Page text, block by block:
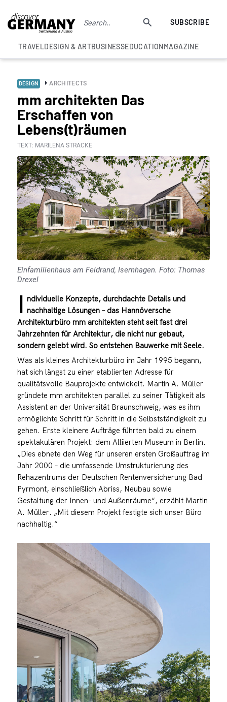
SUBSCRIBE
TRAVELDESIGN & ARTBUSINESSEDUCATIONMAGAZINE
DESIGN ARCHITECTS
mm architekten Das
Erschaffen von
Lebens(t)räumen
TEXT: MARILENA STRACKE
Einfamilienhaus am Feldrand, Isernhagen. Foto: Thomas
Drexel
I ndividuelle Konzepte, durchdachte Details und
nachhaltige Lösungen – das Hannöversche
Architekturbüro mm architekten steht seit fast drei
Jahrzehnten für Architektur, die nicht nur gebaut,
sondern gelebt wird. So entstehen Bauwerke mit Seele.
Was als kleines Architekturbüro im Jahr 1995 begann,
hat sich längst zu einer etablierten Adresse für
qualitätsvolle Bauprojekte entwickelt. Martin A. Müller
gründete mm architekten parallel zu seiner Tätigkeit als
Assistent an der Universität Braunschweig, was es ihm
ermöglichte Schritt für Schritt in die Selbstständigkeit zu
gehen. Erste kleinere Aufträge führten bald zu einem
spektakulären Projekt: dem Alliierten Museum in Berlin.
„Dies ebnete den Weg für unseren ersten Großauftrag im
Jahr 2000 – die umfassende Umstrukturierung des
Rehazentrums der Deutschen Rentenversicherung Bad
Pyrmont, einschließlich Abriss, Neubau sowie
Gestaltung der Innen- und Außenräume“, erzählt Martin
A. Müller. „Mit diesem Projekt festigte sich unser Büro
nachhaltig.“